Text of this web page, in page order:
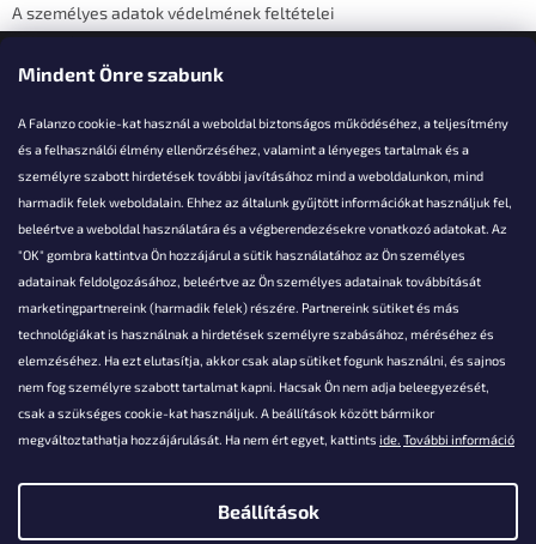
Mindent Önre szabunk
A Falanzo cookie-kat használ a weboldal biztonságos működéséhez, a teljesítmény
és a felhasználói élmény ellenőrzéséhez, valamint a lényeges tartalmak és a
személyre szabott hirdetések további javításához mind a weboldalunkon, mind
harmadik felek weboldalain. Ehhez az általunk gyűjtött információkat használjuk fel,
beleértve a weboldal használatára és a végberendezésekre vonatkozó adatokat. Az
"OK" gombra kattintva Ön hozzájárul a sütik használatához az Ön személyes
adatainak feldolgozásához, beleértve az Ön személyes adatainak továbbítását
marketingpartnereink (harmadik felek) részére. Partnereink sütiket és más
technológiákat is használnak a hirdetések személyre szabásához, méréséhez és
elemzéséhez. Ha ezt elutasítja, akkor csak alap sütiket fogunk használni, és sajnos
nem fog személyre szabott tartalmat kapni. Hacsak Ön nem adja beleegyezését,
csak a szükséges cookie-kat használjuk. A beállítások között bármikor
megváltoztathatja hozzájárulását. Ha nem ért egyet, kattints ide. További információ
Beállítások
A személyes adatok védelmének feltételei
Elérhetőségi adatok
Akarsz kérdezni valamit?
info@falanzo.hu